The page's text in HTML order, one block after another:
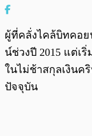
ผู้ที่คลั่งไคล้บิทคอย
น์ช่วงปี 2015 แต่เ
ในไม่ช้าสกุลเงินค
ปัจจุบัน